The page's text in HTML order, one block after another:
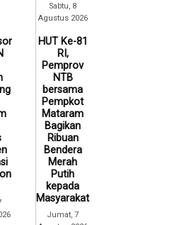
Sabtu, 8
Agustus 2026
HUT Ke-81
RI,
Pemprov
NTB
bersama
Pempkot
Mataram
Bagikan
Ribuan
Bendera
Merah
Putih
kepada
Masyarakat
Jumat, 7